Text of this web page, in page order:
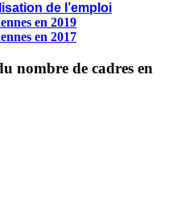
de l’emploi
en 2019
en 2017
nombre de cadres en